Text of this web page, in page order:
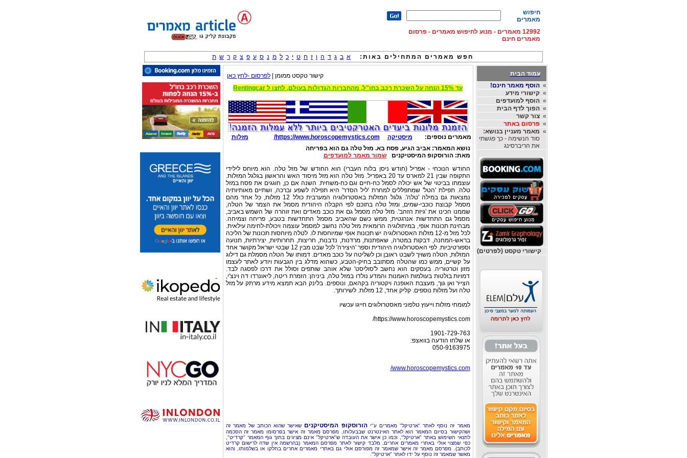
חיפוש
מאמרים
12992 מאמרים - מנוע לחיפוש מאמרים - פרסום
מאמרים חינם
חפש מאמרים המתחילים באות: א ב ג ד ה ו ז ח ט י כ ל מ נ ס ע פ צ ק ר ש ת
עמוד הבית
»הוסף מאמר חינם!
»קישורי מידע
»הוסף למועדפים
»הפוך לדף הבית
»צור קשר
»פרסום באתר
» מאמר מעניין בנושא:
סוד הנשימה - כך פגשתי
את הריברסינג
קישורי טקסט (לפרטים)
קישור טקסט ממומן |לפרסום -לחץ כאן
עד 15% הנחה על השכרת רכב בחו"ל, מהחברות הגדולות בעולם, לחצו ל Rentingcar
מאמרים נוספים: מיסטיקה https://www.horoscopemystics.com/
מזלות
נושא המאמר:אביב הגיע, פסח בא. מזל טלה גם הוא בפריחה
מאת:הורוסקופ המיסטיקניםשמור מאמר למועדפים
החודש הנוכחי - אפריל (חודש ניסן בלוח העברי) הוא החודש של מזל טלה. הוא מיוחס לילידי
התקופה שבין 21 למארס עד 20 באפריל. מזל טלה הוא מזל מיסוד האש והראשון בגלגל המזלות.
עוצמתו בביטוי של אש יכולה לסמל כח-חיים וגם כח-משחית. השנה אם כן, חוגגים את פסח במזל
טלה. תפילת 'הטל' שמתפללים למחרת 'ליל הסדר' היא תפילה לשפע וברכה, ושתיים מאותיותיה
נמצאות גם במילה 'טלה'. גלגל המזלות באסטרולוגיה המערבית כולל 12 מזלות, כל אחד מהם
מסמל קבוצת כוכבי-שמים, ומזל טלה בתוכם לפי הקבלה היהודית מסמל את הצמר של הטלה,
שממנו הכינו את 'גיזת הזהב'. מזל טלה מסמל גם את כוכב מאדים ואת זוהרה של השמש באביב,
מסמל גם התחדשות אנרגטית, ממש כשם שהאביב מסמל התחדשות בטבע, פריחה וצמיחה.
מבחינת תכונות אופי, במיתולוגיה הרומאית מזל טלה נחשב למסמל עוצמה ויכולת-לחימה עילאית.
לכל מזל מ-12 מזלות האסטרולוגיה יש תכונות אופי שמיוחסות לו. לטלה מיוחסות תכונות של הליכה
בראש-המחנה, דבקות במטרה, שאפתנות, מרדנות, נדבנות, חריצות, תחרותיות, יצירתיות, תנועה
וספורטיביות. לפי האסטרולוגיה היהודית וספר 'היצירה' לכל שבט מבין 12 שבטי ישראל מקושר אחד
המזלות, הטלה משויך לשבט ראובן וכן לשליטה על כוכב מאדים. דמותו של הטלה מסמלת גם דילוג
על קשיים, ממש כמו שהטלה מסתובב בחיק-הטבע, כשהוא מדלג בין הגבעות ויודע לאתר לעצמו
מזון וטרטוריה. בעסקים הוא נחשב ל'סוליסט' שלא אוהב שותפים וסולל את דרכו לפסגה לבד.
דמויות בולטות בעולמות האמנות והמדע נולדו במזל טלה, ביניהן: הזמרת ריטה, ליאונרדו דה וינצ'י,
הצייר ואן גוך, מעצבת האופנה ויקטוריה בקהאם, ונוספים. בלינק הבא תמצא מידע מרתק על מזל
טלה ועל מזלות נוספים. קליק אחד, 12 מזלות. לשירותך.
למומחי מזלות וייעוץ טלפוני מאסטרולוגים חייגו עכשיו
https://www.horoscopemystics.com/
1901-729-763
או שלחו הודעה בוואצפ:
050-9163975
www.horoscopemystics.com/
מאמר זה נוסף לאתר "ארטיקל" מאמרים ע"יהורוסקופ המיסטיקנים שאישר שהוא הכותב של מאמר זה
ושהקישור בסיום המאמר הוא לאתר האינטרנט שבבעלותו, מפרסם מאמר זה אישר בפרסומו מאמר זה הסכמה
לתנאי השימוש באתר "ארטיקל", וכמו כן אישר את העובדה ש"ארטיקל" אינם מציגים בתוך גוף המאמר "קרדיט",
כפי שמצוי אולי באתרי מאמרים אחרים, מלבד קישור לאתר מפרסם המאמר (בהרשמה אין שדה לרישום קרדיט
לכותב). מפרסם מאמר זה אישר שמאמר זה מפורסם אולי גם באתרי מאמרים אחרים בחלקו או בשלמותו, והוא
מאשר שמאמר זה נוסף על ידו לאתר "ארטיקל".